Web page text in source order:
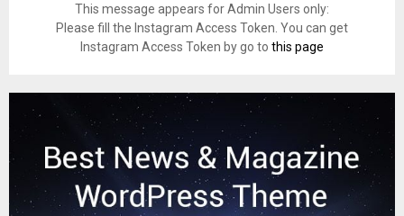
This message appears for Admin Users only:
Please fill the Instagram Access Token. You can get
Instagram Access Token by go to this page